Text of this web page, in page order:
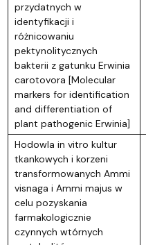
przydatnych w
identyfikacji i
różnicowaniu
pektynolitycznych
bakterii z gatunku Erwinia
carotovora [Molecular
markers for identification
and differentiation of
plant pathogenic Erwinia]
Hodowla in vitro kultur
tkankowych i korzeni
transformowanych Ammi
visnaga i Ammi majus w
celu pozyskania
farmakologicznie
czynnych wtórnych